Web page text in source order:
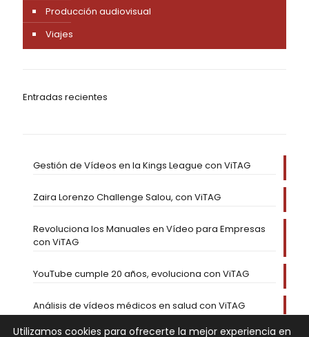
Producción audiovisual
Viajes
Entradas recientes
Gestión de Vídeos en la Kings League con ViTAG
Zaira Lorenzo Challenge Salou, con ViTAG
Revoluciona los Manuales en Vídeo para Empresas
con ViTAG
YouTube cumple 20 años, evoluciona con ViTAG
Análisis de vídeos médicos en salud con ViTAG
Utilizamos cookies para ofrecerte la mejor experiencia en